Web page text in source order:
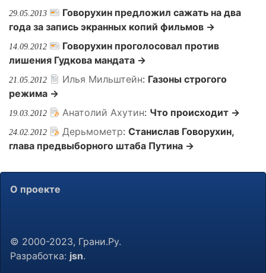
29.05.2013
Говорухин предложил сажать на два
года за запись экранных копий фильмов →
14.09.2012
Говорухин проголосовал против
лишения Гудкова мандата →
21.05.2012 Илья Мильштейн: Газоны строгого
режима →
19.03.2012 Анатолий Ахутин: Что происходит →
24.02.2012 Дерьмометр: Станислав Говорухин,
глава предвыборного штаба Путина →
О проекте
© 2000-2023, Грани.Ру.
Разработка: jsn.